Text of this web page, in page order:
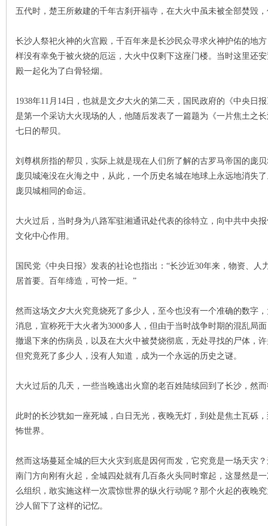
五代时，楚王所敕建的千年古刹开福寺，在大火中虽未被全部焚毁
长沙人祭祀火神的火宫殿，千百年来是长沙民众寻求火神护佑的地
样没有幸免于被火烧的厄运，大火中仅剩下这座门楼。当时这里还
殿一起化为了白骨轻烟。
1938年11月14日，也就是文夕大火的第二天，国民政府的《中央日
是第一个采访大火现场的人，他随后发表了一篇题为《一片焦土之
七日的帮贝。
刘尊棋所指的帮贝，实际上就是现在人们所了解的古罗马帝国的庞
庞贝城淹没在火海之中，从此，一个历史名城在地球上永远地消失
庞贝城相同的命运。
大火过后，当时身为八路军驻湘通讯处代表的徐特立，向中共中央
文化中心作用。
国民党《中央日报》发表的社论也指出：“长沙近30年来，物资、
居首要。百年缔造，可怜一炬。”
然而这场文夕大火究竟烧死了多少人，至今也没有一个准确的数字
消息，宣称死于大火者为3000多人，但由于当时战争时期的混乱局
撤退下来的伤病员，以及在大火中被焚烧彻底，无处寻找的尸体，
但究竟死了多少人，没有人知道，成为一个永远的历史之谜。
大火过后的几天，一些当晚逃出火窟的老百姓陆续回到了长沙，然
此时的长沙犹如一座死城，白日无光，夜晚无灯，到处是焦土瓦砾
怖世界。
然而这场蔓延全城的巨大火灾到底是因何而发，它究竟是一场天灾
南门方向刚有火起，全城四处就有几百条火头同时窜起，这显然是
么组织，敢实施这样一次震惊世界的纵火行动呢？那个火起的夜晚
沙人留下了这样的记忆。